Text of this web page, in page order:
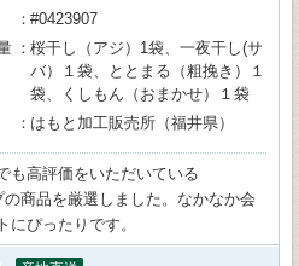
#0423907
桜干し（アジ）1袋、一夜干し(サ
バ）１袋、ととまる（粗挽き）１
袋、くしもん（おまかせ）１袋
はもと加工販売所（福井県）
も高評価をいただいている
商品を厳選しました。なかなか会
にぴったりです。